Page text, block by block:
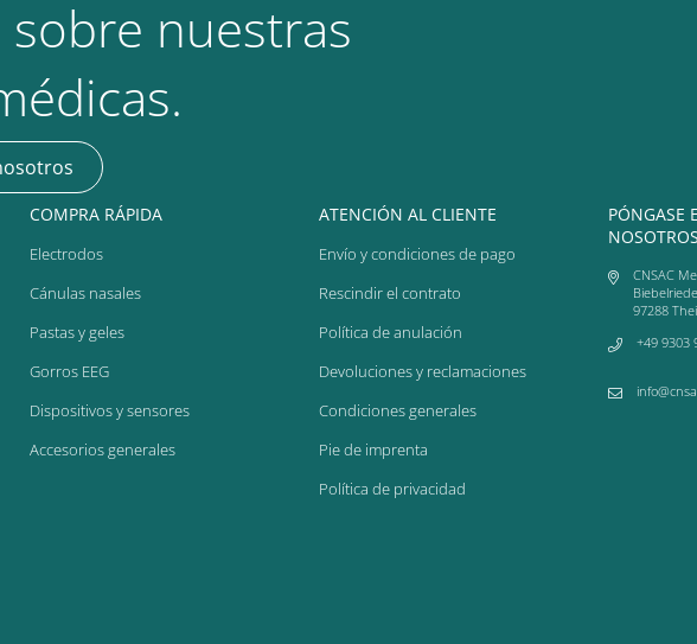
nuestras
COMPRA RÁPIDA
Electrodos
Cánulas nasales
Pastas y geles
Gorros EEG
Dispositivos y sensores
Accesorios generales
ATENCIÓN AL CLIENTE
Envío y condiciones de pago
Rescindir el contrato
Política de anulación
Devoluciones y reclamaciones
Condiciones generales
Pie de imprenta
Política de privacidad
PÓNGASE
NOSOTROS
CNSAC
97288
+49 9303